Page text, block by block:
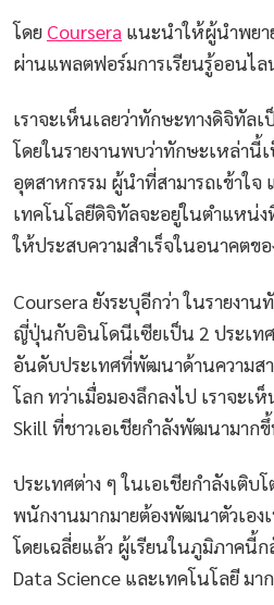
โดย Coursera แนะนำให้ผู้นำพย
ผ่านแพลตฟอร์มการเรียนรู้ออนไล
เราจะเห็นเลยว่าทักษะทางดิจิทัล
โดยในรายงานพบว่าทักษะเหล่านี้
อุตสาหกรรม ผู้นำที่สามารถเข้าใจ
เทคโนโลยีดิจิทัลจะอยู่ในตำแหน่
ให้ประสบความสำเร็จในอนาคตขอ
Coursera ยังระบุอีกว่า ในรายงา
ญี่ปุ่นกับอินโดนีเซียเป็น 2 ประเท
อันดับประเทศที่พัฒนาด้านความส
โลก ทว่าเมื่อมองลึกลงไป เราจะ
Skill ที่ชาวเอเชียกำลังพัฒนามาก
ประเทศต่าง ๆ ในเอเชียกำลังเติบ
พนักงานมากมายต้องพัฒนาตัวเอ
โดยเฉลี่ยแล้ว ผู้เรียนในภูมิภาคนี้
Data Science และเทคโนโลยี ม